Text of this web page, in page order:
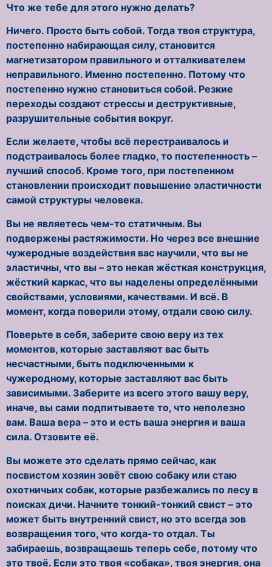
Что же тебе для этого нужно делать?
Ничего. Просто быть собой. Тогда твоя структура,
постепенно набирающая силу, становится
магнетизатором правильного и отталкивателем
неправильного. Именно постепенно. Потому что
постепенно нужно становиться собой. Резкие
переходы создают стрессы и деструктивные,
разрушительные события вокруг.
Если желаете, чтобы всё перестраивалось и
подстраивалось более гладко, то постепенность –
лучший способ. Кроме того, при постепенном
становлении происходит повышение эластичности
самой структуры человека.
Вы не являетесь чем-то статичным. Вы
подвержены растяжимости. Но через все внешние
чужеродные воздействия вас научили, что вы не
эластичны, что вы – это некая жёсткая конструкция,
жёсткий каркас, что вы наделены определёнными
свойствами, условиями, качествами. И всё. В
момент, когда поверили этому, отдали свою силу.
Поверьте в себя, заберите свою веру из тех
моментов, которые заставляют вас быть
несчастными, быть подключенными к
чужеродному, которые заставляют вас быть
зависимыми. Заберите из всего этого вашу веру,
иначе, вы сами подпитываете то, что неполезно
вам. Ваша вера – это и есть ваша энергия и ваша
сила. Отзовите её.
Вы можете это сделать прямо сейчас, как
посвистом хозяин зовёт свою собаку или стаю
охотничьих собак, которые разбежались по лесу в
поисках дичи. Начните тонкий-тонкий свист – это
может быть внутренний свист, но это всегда зов
возвращения того, что когда-то отдал. Ты
забираешь, возвращаешь теперь себе, потому что
это твоё. Если это твоя «собака», твоя энергия, она